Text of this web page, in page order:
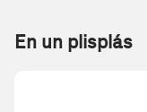
En un plisplás